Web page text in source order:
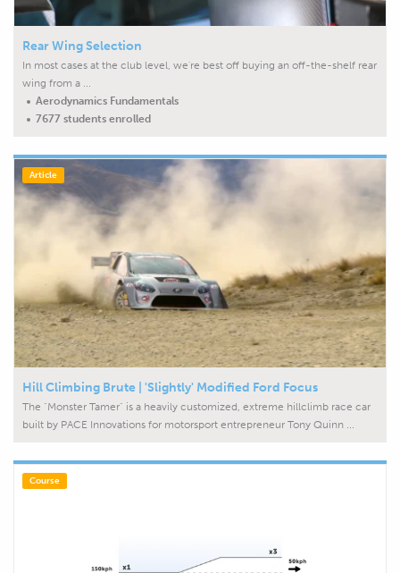
Rear Wing Selection
In most cases at the club level, we're best off buying an off-the-shelf rear
wing from a ...
Aerodynamics Fundamentals
7677 students enrolled
Hill Climbing Brute | 'Slightly' Modified Ford Focus
The "Monster Tamer" is a heavily customized, extreme hillclimb race car
built by PACE Innovations for motorsport entrepreneur Tony Quinn ...